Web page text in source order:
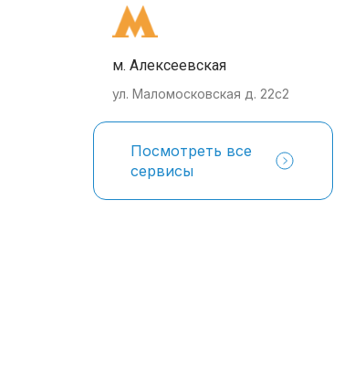
м. Алексеевская
ул. Маломосковская д. 22с2
Посмотреть все
сервисы